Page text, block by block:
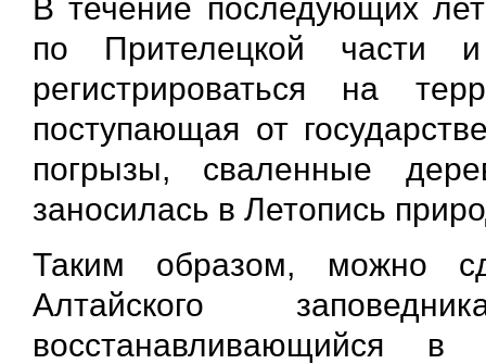
В течение последующих
по Прителецкой части
регистрироваться на
поступающая от
погрызы, сваленные
заносилась в Летопись
Таким образом, можно
Алтайского
восстанавливающийся